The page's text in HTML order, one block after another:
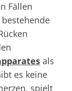
Fällen
als
es keine
spielt